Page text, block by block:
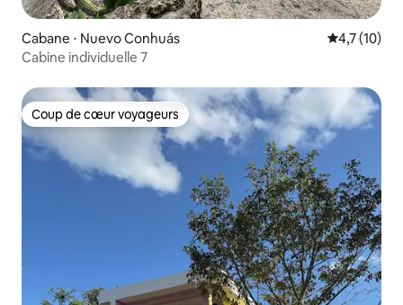
Cabane ⋅ Nuevo Conhuás Évaluation
4,7 (10)
Cabine individuelle 7
Coup de cœur voyageurs
Coup de cœur voyageurs